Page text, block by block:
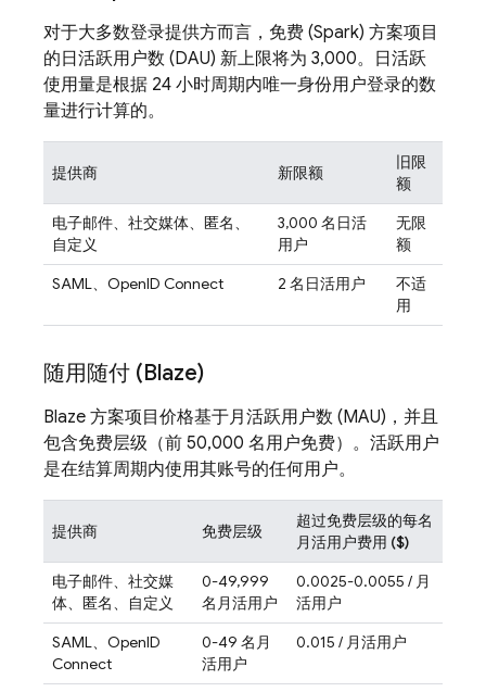
对于大多数登录提供方而言，免费 (Spark) 方案项目
的日活跃用户数 (DAU) 新上限将为 3,000。日活跃
使用量是根据 24 小时周期内唯一身份用户登录的数
量进行计算的。
提供商 新限额
旧限
额
电子邮件、社交媒体、匿名、
自定义
3,000 名日活
用户
无限
额
SAML、OpenID Connect
2 名日活用户
不适
用
随用随付 (Blaze)
Blaze 方案项目价格基于月活跃用户数 (MAU)，并且
包含免费层级（前 50,000 名用户免费）。活跃用户
是在结算周期内使用其账号的任何用户。
提供商 免费层级
超过免费层级的每名
月活用户费用 ($)
电子邮件、社交媒
体、匿名、自定义
0-49,999
名月活用户
0.0025-0.0055 / 月
活用户
SAML、OpenID
Connect
0-49 名月
活用户
0.015 / 月活用户